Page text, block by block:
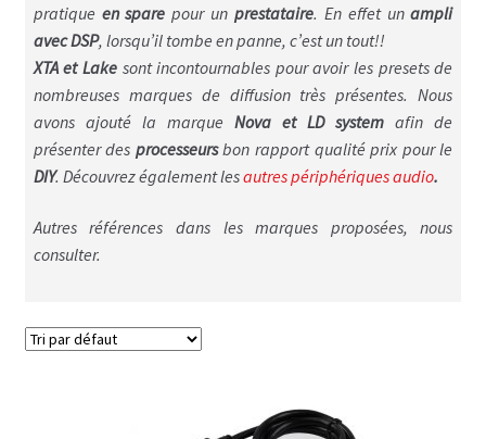
Line source longue portée
Idea line source
Adamson S10
Adamson Energia
Retour de scène & ears
Adamson retour de scène
pratique en spare pour un prestataire. En effet unampli
avec DSP, lorsqu’il tombe en panne, c’est un tout!!
XTA et Lakesont incontournables pour avoir les presets de
nombreuses marques de diffusion très présentes. Nous
avons ajouté la marque Nova et LD system afin de
présenter des processeursbon rapport qualité prix pour le
DIY. Découvrez également lesautres périphériques audio.
Autres références dans les marques proposées, nous
consulter.